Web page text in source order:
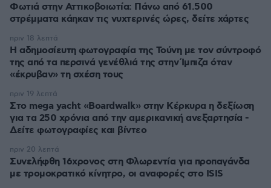
Φωτιά στην Αττικοβοιωτία: Πάνω από 61.500
στρέμματα κάηκαν τις νυχτερινές ώρες, δείτε χάρτες
Η αδημοσίευτη φωτογραφία της Τούνη με τον σύντροφό
της από τα περσινά γενέθλιά της στην Ίμπιζα όταν
«έκρυβαν» τη σχέση τους
πριν 18 λεπτά
Στο mega yacht «Boardwalk» στην Κέρκυρα η δεξίωση
για τα 250 χρόνια από την αμερικανική ανεξαρτησία -
Δείτε φωτογραφίες και βίντεο
πριν 19 λεπτά
Συνελήφθη 16χρονος στη Φλωρεντία για προπαγάνδα
με τρομοκρατικό κίνητρο, οι αναφορές στο ISIS
πριν 20 λεπτά